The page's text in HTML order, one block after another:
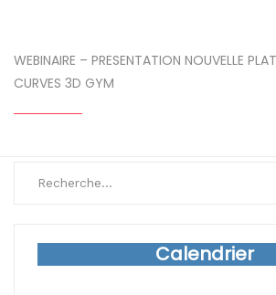
WEBINAIRE – PRESENTATION NOUVELLE
CURVES 3D GYM
Calendrier